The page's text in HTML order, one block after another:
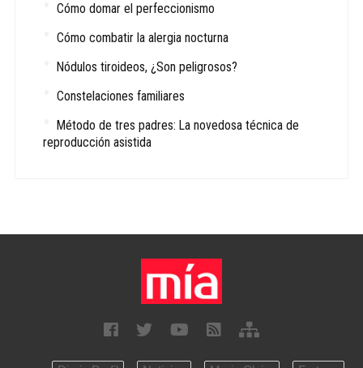
Cómo domar el perfeccionismo
Cómo combatir la alergia nocturna
Nódulos tiroideos, ¿Son peligrosos?
Constelaciones familiares
Método de tres padres: La novedosa técnica de
reproducción asistida